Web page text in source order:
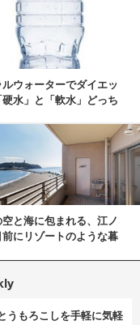
ルウォーターでダイエッ
硬水」と「軟水」どっち
と海に包まれる、江ノ
にリゾートのような暮
うもろこしを手軽に気軽